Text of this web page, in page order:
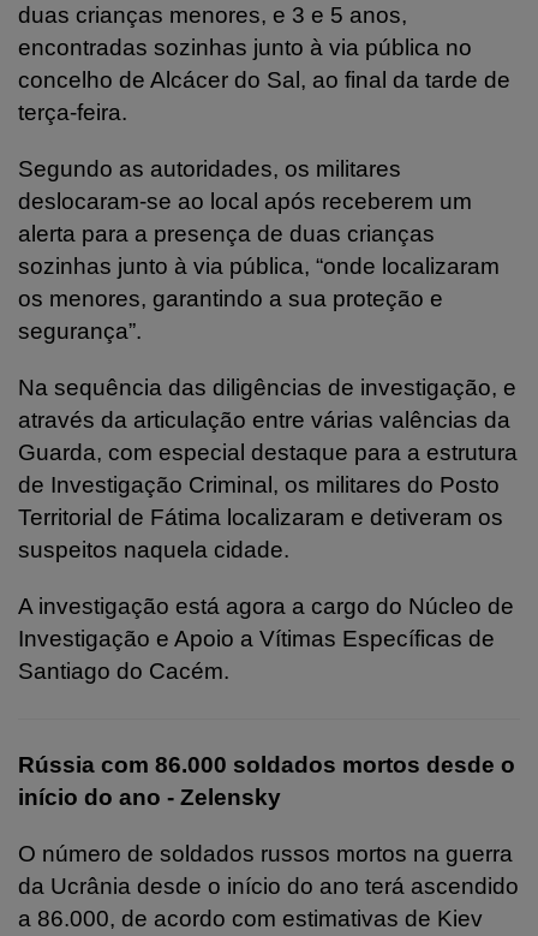
duas crianças menores, e 3 e 5 anos,
encontradas sozinhas junto à via pública no
concelho de Alcácer do Sal, ao final da tarde de
terça-feira.
Segundo as autoridades, os militares
deslocaram-se ao local após receberem um
alerta para a presença de duas crianças
sozinhas junto à via pública, “onde localizaram
os menores, garantindo a sua proteção e
segurança”.
Na sequência das diligências de investigação, e
através da articulação entre várias valências da
Guarda, com especial destaque para a estrutura
de Investigação Criminal, os militares do Posto
Territorial de Fátima localizaram e detiveram os
suspeitos naquela cidade.
A investigação está agora a cargo do Núcleo de
Investigação e Apoio a Vítimas Específicas de
Santiago do Cacém.
Rússia com 86.000 soldados mortos desde o
início do ano - Zelensky
O número de soldados russos mortos na guerra
da Ucrânia desde o início do ano terá ascendido
a 86.000, de acordo com estimativas de Kiev